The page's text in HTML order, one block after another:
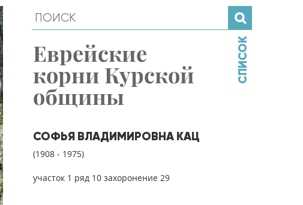
Еврейские
корни Курской
общины
СОФЬЯ ВЛАДИМИРОВНА КАЦ
(1908 - 1975)
участок 1 ряд 10 захоронение 29
СПИСОК